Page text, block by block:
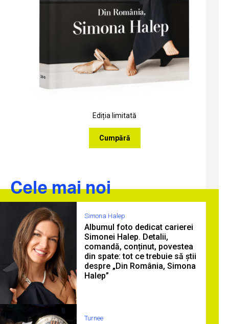
Ediția limitată
Cumpără
Cele mai noi
Simona Halep
Albumul foto dedicat carierei
Simonei Halep. Detalii,
comandă, conținut, povestea
din spate: tot ce trebuie să știi
despre „Din România, Simona
Halep”
Turnee